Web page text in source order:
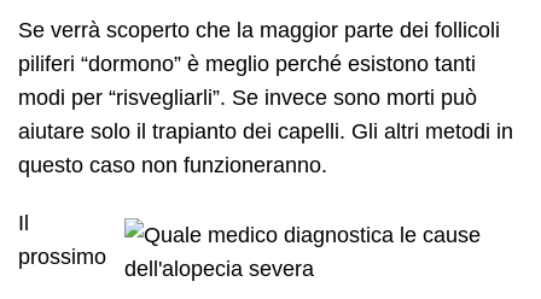
Se verrà scoperto che la maggior parte dei follicoli
piliferi “dormono” è meglio perché esistono tanti
modi per “risvegliarli”. Se invece sono morti può
aiutare solo il trapianto dei capelli. Gli altri metodi in
questo caso non funzioneranno.
Il
prossimo